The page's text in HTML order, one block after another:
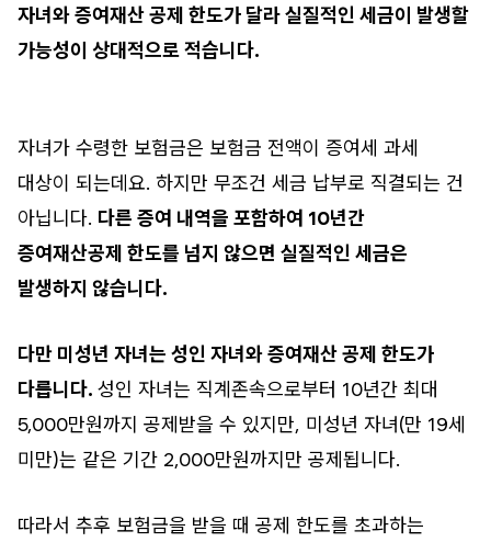
자녀와 증여재산 공제 한도가 달라 실질적인 세금이 발생할
가능성이 상대적으로 적습니다.
자녀가 수령한 보험금은 보험금 전액이 증여세 과세
대상이 되는데요. 하지만 무조건 세금 납부로 직결되는 건
아닙니다. 다른 증여 내역을 포함하여 10년간
증여재산공제 한도를 넘지 않으면 실질적인 세금은
발생하지 않습니다.
다만 미성년 자녀는 성인 자녀와 증여재산 공제 한도가
다릅니다. 성인 자녀는 직계존속으로부터 10년간 최대
5,000만원까지 공제받을 수 있지만, 미성년 자녀(만 19세
미만)는 같은 기간 2,000만원까지만 공제됩니다.
따라서 추후 보험금을 받을 때 공제 한도를 초과하는